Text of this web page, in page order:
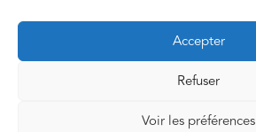
Accepter
Refuser
Voir les préférences
Envoyer